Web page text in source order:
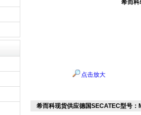
希而
点击放大
希而科现货供应德国SECATEC型号